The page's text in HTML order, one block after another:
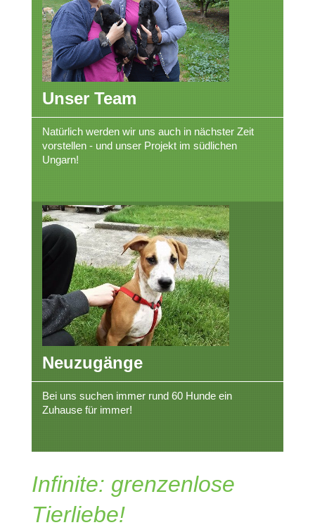
Unser Team
Natürlich werden wir uns auch in nächster Zeit
vorstellen - und unser Projekt im südlichen
Ungarn!
Neuzugänge
Bei uns suchen immer rund 60 Hunde ein
Zuhause für immer!
Infinite: grenzenlose
Tierliebe!